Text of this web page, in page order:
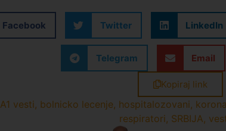
Facebook Twitter LinkedIn
Telegram Email
Kopiraj link
A1 vesti, bolnicko lecenje, hospitalozovani, korona
respiratori, SRBIJA,